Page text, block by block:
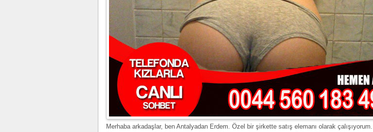
Merhaba arkadaşlar, ben Antalyadan Erdem. Özel bir şirkette satış elemanı olarak çalışıyorum.